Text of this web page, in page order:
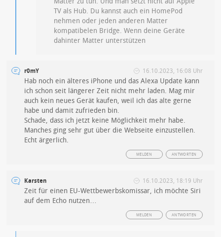
TV als Hub. Du kannst auch ein HomePod
nehmen oder jeden anderen Matter
kompatibelen Bridge. Wenn deine Geräte
dahinter Matter unterstützen
r0mY 16.10.2023, 16:08 Uhr
Hab noch ein älteres iPhone und das Alexa Update kann
ich schon seit längerer Zeit nicht mehr laden. Mag mir
auch kein neues Gerät kaufen, weil ich das alte gerne
habe und damit zufrieden bin.
Schade, dass ich jetzt keine Möglichkeit mehr habe.
Manches ging sehr gut über die Webseite einzustellen.
Echt ärgerlich.
ANTWORTEN
MELDEN
Karsten 16.10.2023, 18:19 Uhr
Zeit für einen EU-Wettbewerbskomissar, ich möchte Siri
auf dem Echo nutzen…
ANTWORTEN
MELDEN